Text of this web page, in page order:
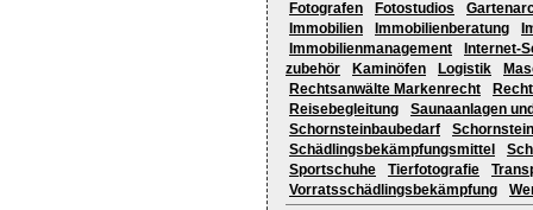
Fotografen
Fotostudios
Immobilien
Immobilienberatung
Immobilienmanagement
Internet-
zubehör
Kaminöfen Logistik
Rechtsanwälte Markenrecht
Reisebegleitung
Saunaanlagen
Schornsteinbaubedarf
Schädlingsbekämpfungsmittel
Sportschuhe
Tierfotografie
Vorratsschädlingsbekämpfung